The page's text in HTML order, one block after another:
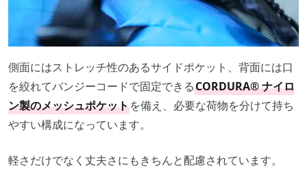
側面にはストレッチ性のあるサイドポケット、背面には口
を絞れてバンジーコードで固定できるCORDURA® ナイロ
ン製のメッシュポケットを備え、必要な荷物を分けて持ち
やすい構成になっています。
軽さだけでなく丈夫さにもきちんと配慮されています。